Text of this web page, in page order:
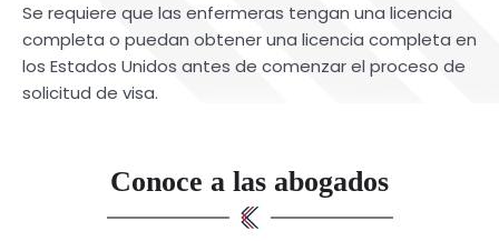
Se requiere que las enfermeras tengan una licencia
completa o puedan obtener una licencia completa en
los Estados Unidos antes de comenzar el proceso de
solicitud de visa.
Conoce a las abogados